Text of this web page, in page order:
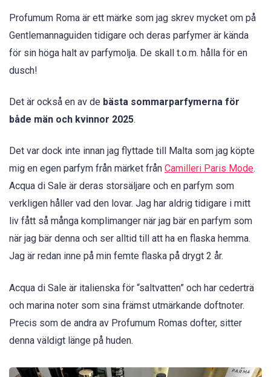
Profumum Roma är ett märke som jag skrev mycket om på
Gentlemannaguiden tidigare och deras parfymer är kända
för sin höga halt av parfymolja. De skall t.o.m. hålla för en
dusch!
Det är också en av de bästa sommarparfymerna för
både män och kvinnor 2025.
Det var dock inte innan jag flyttade till Malta som jag köpte
mig en egen parfym från märket från Camilleri Paris Mode.
Acqua di Sale är deras storsäljare och en parfym som
verkligen håller vad den lovar. Jag har aldrig tidigare i mitt
liv fått så många komplimanger när jag bär en parfym som
när jag bär denna och ser alltid till att ha en flaska hemma.
Jag är redan inne på min femte flaska på drygt 2 år.
Acqua di Sale är italienska för “saltvatten” och har cederträ
och marina noter som sina främst utmärkande doftnoter.
Precis som de andra av Profumum Romas dofter, sitter
denna väldigt länge på huden.